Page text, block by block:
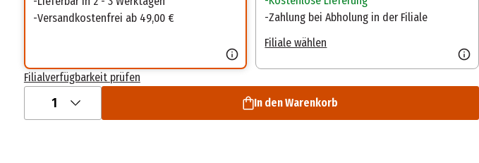
Versandkostenfrei ab 49,00 €
Zahlung bei Abholung in der Filiale
Filiale wählen
Filialverfügbarkeit prüfen
1 In den Warenkorb